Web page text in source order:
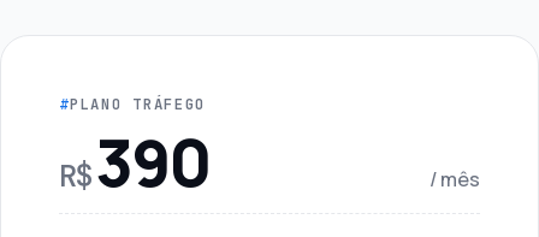
PLANO TRÁFEGO
R$390 / mês